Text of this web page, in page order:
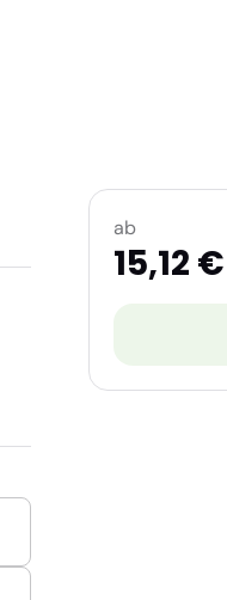
ab
15,12 €